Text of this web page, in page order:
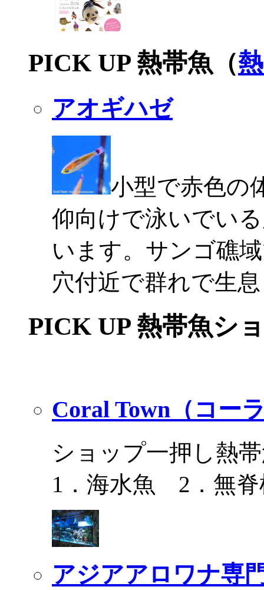
PICK UP 熱帯魚（
アオギハゼ
小型で赤色の
仰向けで泳いでい
います。サンゴ礁
穴付近で群れで生
PICK UP 熱帯魚シ
Coral Town（コー
ショップ一押し熱
1．海水魚 2．無脊
アジアアロワナ専